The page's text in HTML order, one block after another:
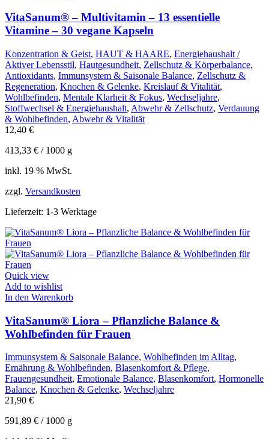
VitaSanum® – Multivitamin – 13 essentielle
Vitamine – 30 vegane Kapseln
Konzentration & Geist, HAUT & HAARE, Energiehaushalt /
Aktiver Lebensstil, Hautgesundheit, Zellschutz & Körperbalance,
Antioxidants, Immunsystem & Saisonale Balance, Zellschutz &
Regeneration, Knochen & Gelenke, Kreislauf & Vitalität,
Wohlbefinden, Mentale Klarheit & Fokus, Wechseljahre,
Stoffwechsel & Energiehaushalt, Abwehr & Zellschutz, Verdauung
& Wohlbefinden, Abwehr & Vitalität
12,40 €
413,33 € / 1000 g
inkl. 19 % MwSt.
zzgl. Versandkosten
Lieferzeit: 1-3 Werktage
Quick view
Add to wishlist
In den Warenkorb
VitaSanum® Liora – Pflanzliche Balance &
Wohlbefinden für Frauen
Immunsystem & Saisonale Balance, Wohlbefinden im Alltag,
Ernährung & Wohlbefinden, Blasenkomfort & Pflege,
Frauengesundheit, Emotionale Balance, Blasenkomfort, Hormonelle
Balance, Knochen & Gelenke, Wechseljahre
21,90 €
591,89 € / 1000 g